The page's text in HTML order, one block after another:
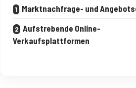
Marktnachfrage- und
Aufstrebende Online-
Verkaufsplattformen